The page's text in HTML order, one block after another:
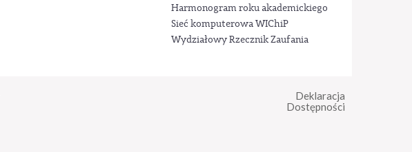
Harmonogram roku akademickiego
Sieć komputerowa WIChiP
Wydziałowy Rzecznik Zaufania
Deklaracja
Dostępności